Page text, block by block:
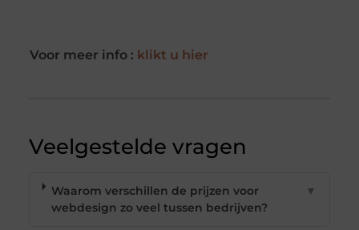
Voor meer info : klikt u hier
Veelgestelde vragen
Waarom verschillen de prijzen voor
webdesign zo veel tussen bedrijven?
▼